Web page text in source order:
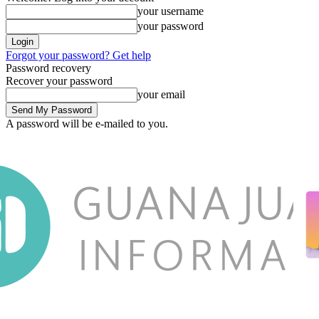
your username
your password
Forgot your password? Get help
Password recovery
Recover your password
your email
A password will be e-mailed to you.